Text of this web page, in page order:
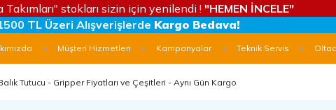
Takımları" stokları sizin için yenilendi ! "HEMEN İNCELE"
TL Üzeri Alışverişlerde Kargo Bedava!
Müşteri Hizmetleri Kampanyalar Teknik Servis